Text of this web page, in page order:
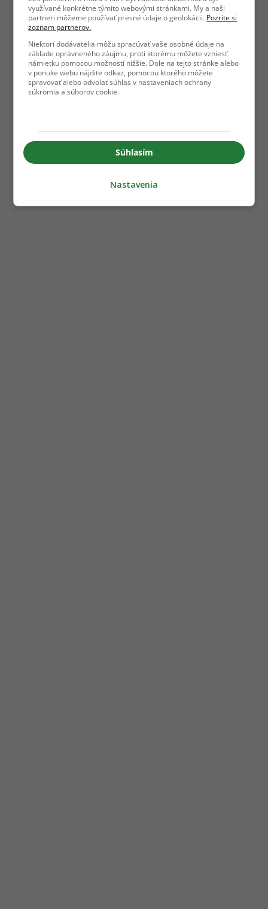
využívané konkrétne týmito webovými stránkami. My a naši
partneri môžeme používať presné údaje o geolokácii. Pozrite si
zoznam partnerov.
Niektorí dodávatelia môžu spracúvať vaše osobné údaje na
základe oprávneného záujmu, proti ktorému môžete vzniesť
námietku pomocou možností nižšie. Dole na tejto stránke alebo
v ponuke webu nájdite odkaz, pomocou ktorého môžete
spravovať alebo odvolať súhlas v nastaveniach ochrany
súkromia a súborov cookie.
Súhlasím
Nastavenia